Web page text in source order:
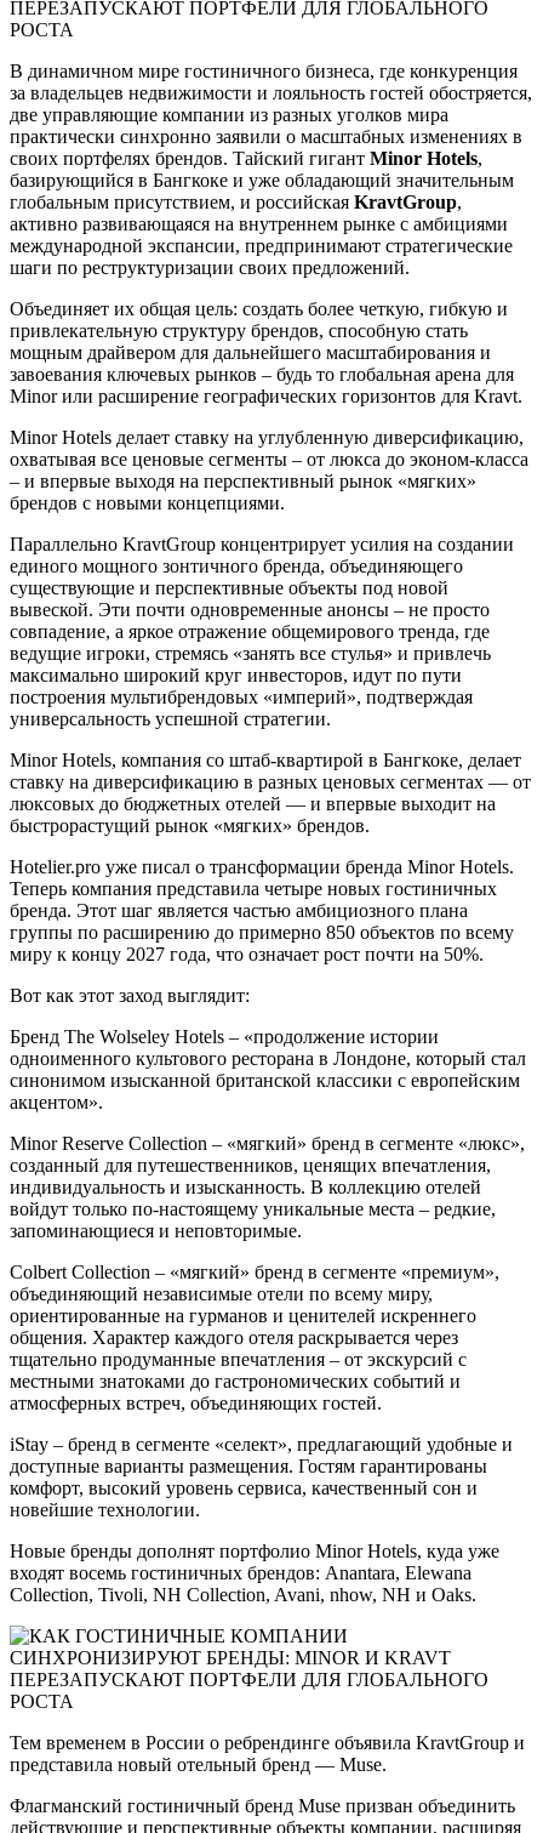
В динамичном мире гостиничного бизнеса, где конкуренция
за владельцев недвижимости и лояльность гостей обостряется,
две управляющие компании из разных уголков мира
практически синхронно заявили о масштабных изменениях в
своих портфелях брендов. Тайский гигант Minor Hotels,
базирующийся в Бангкоке и уже обладающий значительным
глобальным присутствием, и российская KravtGroup,
активно развивающаяся на внутреннем рынке с амбициями
международной экспансии, предпринимают стратегические
шаги по реструктуризации своих предложений.
Объединяет их общая цель: создать более четкую, гибкую и
привлекательную структуру брендов, способную стать
мощным драйвером для дальнейшего масштабирования и
завоевания ключевых рынков – будь то глобальная арена для
Minor или расширение географических горизонтов для Kravt.
Minor Hotels делает ставку на углубленную диверсификацию,
охватывая все ценовые сегменты – от люкса до эконом-класса
– и впервые выходя на перспективный рынок «мягких»
брендов с новыми концепциями.
Параллельно KravtGroup концентрирует усилия на создании
единого мощного зонтичного бренда, объединяющего
существующие и перспективные объекты под новой
вывеской. Эти почти одновременные анонсы – не просто
совпадение, а яркое отражение общемирового тренда, где
ведущие игроки, стремясь «занять все стулья» и привлечь
максимально широкий круг инвесторов, идут по пути
построения мультибрендовых «империй», подтверждая
универсальность успешной стратегии.
Minor Hotels, компания со штаб-квартирой в Бангкоке, делает
ставку на диверсификацию в разных ценовых сегментах — от
люксовых до бюджетных отелей — и впервые выходит на
быстрорастущий рынок «мягких» брендов.
Hotelier.pro уже писал о трансформации бренда Minor Hotels.
Теперь компания представила четыре новых гостиничных
бренда. Этот шаг является частью амбициозного плана
группы по расширению до примерно 850 объектов по всему
миру к концу 2027 года, что означает рост почти на 50%.
Вот как этот заход выглядит:
Бренд The Wolseley Hotels – «продолжение истории
одноименного культового ресторана в Лондоне, который стал
синонимом изысканной британской классики с европейским
акцентом».
Minor Reserve Collection – «мягкий» бренд в сегменте «люкс»,
созданный для путешественников, ценящих впечатления,
индивидуальность и изысканность. В коллекцию отелей
войдут только по-настоящему уникальные места – редкие,
запоминающиеся и неповторимые.
Colbert Collection – «мягкий» бренд в сегменте «премиум»,
объединяющий независимые отели по всему миру,
ориентированные на гурманов и ценителей искреннего
общения. Характер каждого отеля раскрывается через
тщательно продуманные впечатления – от экскурсий с
местными знатоками до гастрономических событий и
атмосферных встреч, объединяющих гостей.
iStay – бренд в сегменте «селект», предлагающий удобные и
доступные варианты размещения. Гостям гарантированы
комфорт, высокий уровень сервиса, качественный сон и
новейшие технологии.
Новые бренды дополнят портфолио Minor Hotels, куда уже
входят восемь гостиничных брендов: Anantara, Elewana
Collection, Tivoli, NH Collection, Avani, nhow, NH и Oaks.
Тем временем в России о ребрендинге объявила KravtGroup и
представила новый отельный бренд — Muse.
Флагманский гостиничный бренд Muse призван объединить
действующие и перспективные объекты компании, расширяя